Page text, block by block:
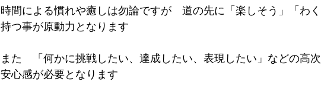
時間による慣れや癒しは勿論ですが　道の先に「楽しそう」「わ
持つ事が原動力となります
また　「何かに挑戦したい、達成したい、表現したい」などの高
安心感が必要となります